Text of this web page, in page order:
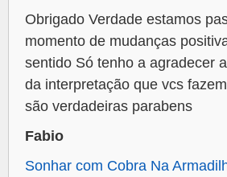
Obrigado Verdade estamos
momento de mudanças
sentido Só tenho a agradecer
da interpretação que vcs
são verdadeiras parabens
Fabio
Sonhar com Cobra Na